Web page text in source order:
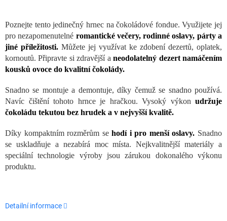
Poznejte tento jedinečný hrnec na čokoládové fondue. Využijete jej
pro nezapomenutelné romantické večery, rodinné oslavy, párty a
jiné příležitosti. Můžete jej využívat ke zdobení dezertů, oplatek,
kornoutů. Připravte si zdravější aneodolatelný dezert namáčením
kousků ovoce do kvalitní čokolády.
Snadno se montuje a demontuje, díky čemuž se snadno používá.
Navíc čištění tohoto hrnce je hračkou. Vysoký výkon udržuje
čokoládu tekutou bez hrudek a v nejvyšší kvalitě.
Díky kompaktním rozměrům sehodí i pro menší oslavy. Snadno
se uskladňuje a nezabírá moc místa. Nejkvalitnější materiály a
speciální technologie výroby jsou zárukou dokonalého výkonu
produktu.
Detailní informace